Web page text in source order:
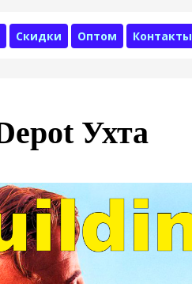
Скидки Оптом Контакты
Ухта